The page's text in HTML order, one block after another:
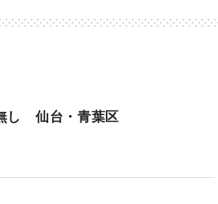
し 仙台・青葉区